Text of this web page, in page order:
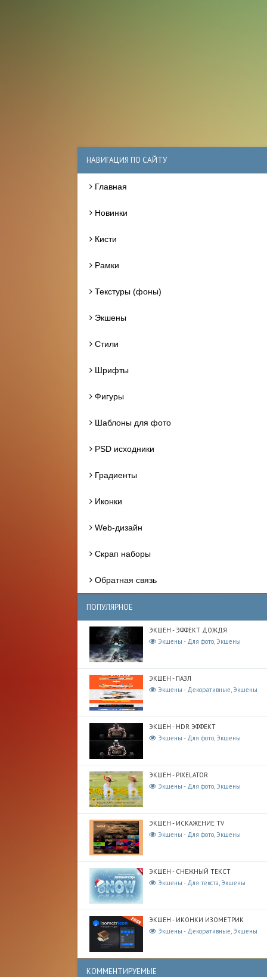
НАВИГАЦИЯ ПО САЙТУ
Главная
Новинки
Кисти
Рамки
Текстуры (фоны)
Экшены
Стили
Шрифты
Фигуры
Шаблоны для фото
PSD исходники
Градиенты
Иконки
Web-дизайн
Скрап наборы
Обратная связь
ПОПУЛЯРНОЕ
ЭКШЕН - ЭФФЕКТ ДОЖДЯ
Экшены - Для фото, Экшены
ЭКШЕН - ПАЗЛ
Экшены - Декоративные, Экшены
ЭКШЕН - HDR ЭФФЕКТ
Экшены - Для фото, Экшены
ЭКШЕН - PIXELATOR
Экшены - Для фото, Экшены
ЭКШЕН - ИСКАЖЕНИЕ TV
Экшены - Для фото, Экшены
ЭКШЕН - СНЕЖНЫЙ ТЕКСТ
Экшены - Для текста, Экшены
ЭКШЕН - ИКОНКИ ИЗОМЕТРИК
Экшены - Декоративные, Экшены
КОММЕНТИРУЕМЫЕ